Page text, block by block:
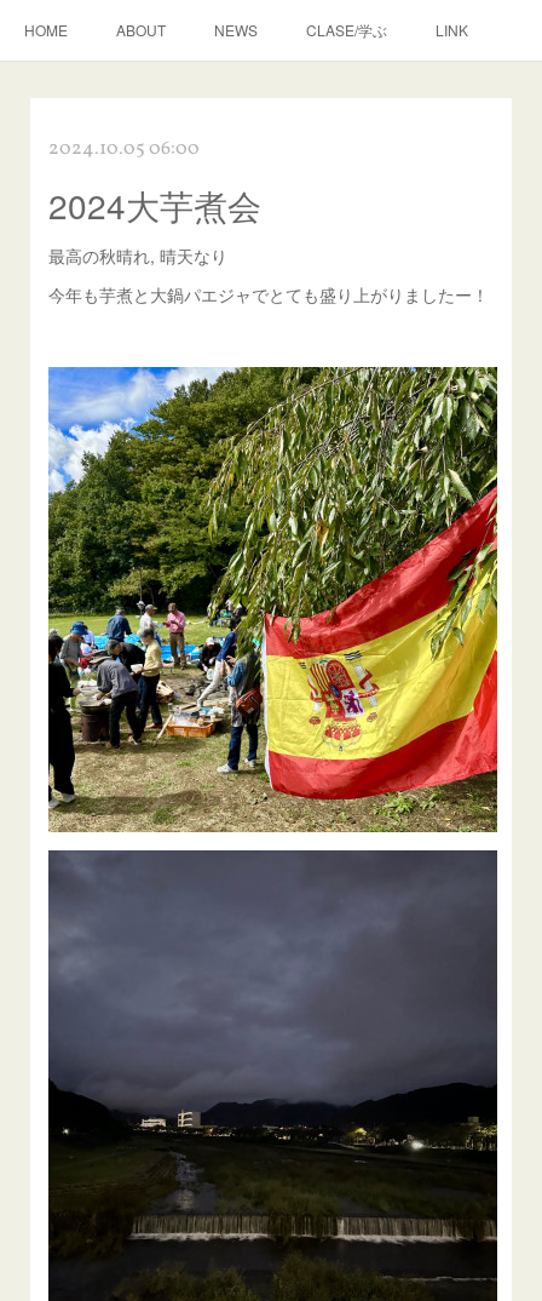
HOME ABOUT NEWS CLASE/学ぶ LINK
2024.10.05 06:00
2024大芋煮会
最高の秋晴れ, 晴天なり
今年も芋煮と大鍋パエジャでとても盛り上がりましたー！